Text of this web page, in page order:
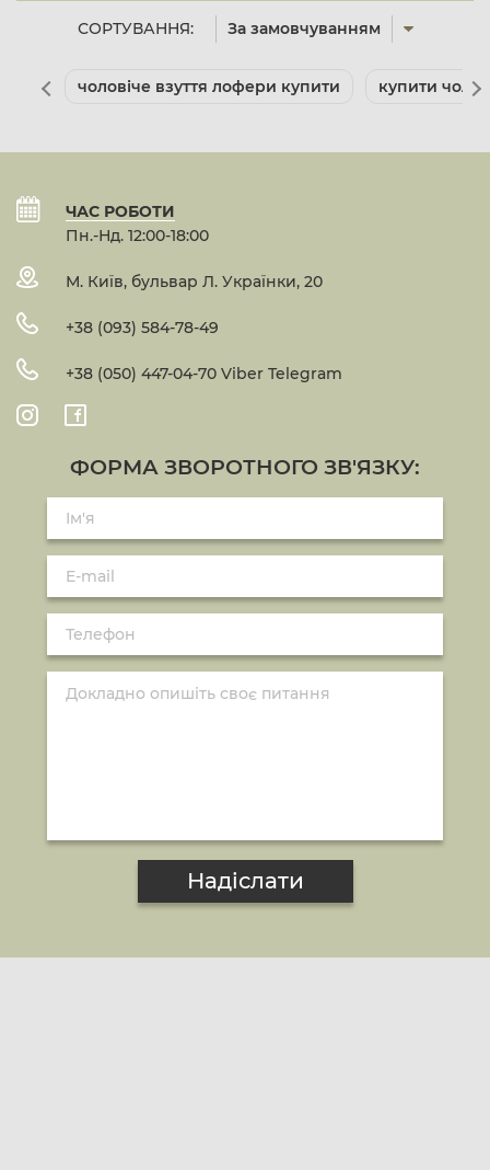
СОРТУВАННЯ: За замовчуванням
чоловіче взуття лофери купити купити
ЧАС РОБОТИ
Пн.-Нд. 12:00-18:00
М. Київ, бульвар Л. Українки, 20
+38 (093) 584-78-49
+38 (050) 447-04-70 Viber Telegram
ФОРМА ЗВОРОТНОГО ЗВ'ЯЗКУ:
Надіслати